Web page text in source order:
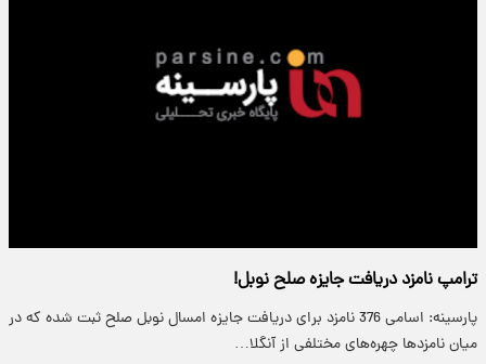
ترامپ نامزد دریافت جایزه صلح نوبل!
پارسینه: اسامی 376 نامزد برای دریافت جایزه امسال نوبل صلح ثبت شده‌ که در
میان نامزدها چهره‌های مختلفی از آنگلا…